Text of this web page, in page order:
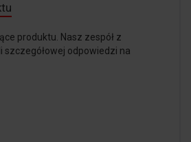
produktu. Nasz zespół z
szczegółowej odpowiedzi na